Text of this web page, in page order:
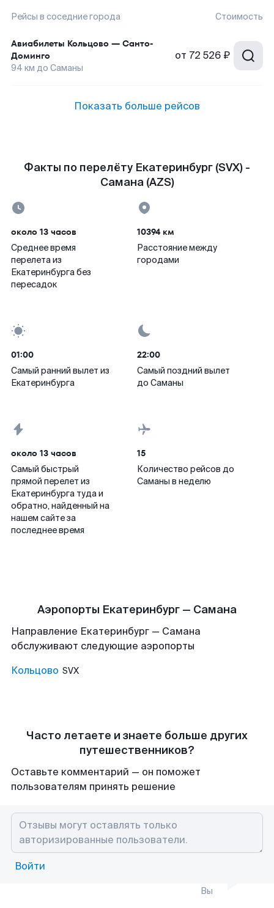
Рейсы в соседние города Стоимость
Авиабилеты Кольцово — Санто-
Доминго
94 км до Саманы
от 72 526 ₽
Показать больше рейсов
Факты по перелёту Екатеринбург (SVX) -
Самана (AZS)
около 13 часов
Среднее время
перелета из
Екатеринбурга без
пересадок
10394 км
Расстояние между
городами
01:00
Самый ранний вылет из
Екатеринбурга
22:00
Самый поздний вылет
до Саманы
около 13 часов
Самый быстрый
прямой перелет из
Екатеринбурга туда и
обратно, найденный на
нашем сайте за
последнее время
15
Количество рейсов до
Саманы в неделю
Аэропорты Екатеринбург — Самана
Направление Екатеринбург — Самана
обслуживают следующие аэропорты
Кольцово SVX
Часто летаете и знаете больше других
путешественников?
Оставьте комментарий — он поможет
пользователям принять решение
Войти
Вы